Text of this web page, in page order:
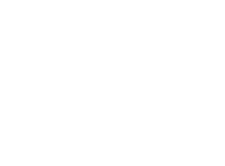
Tiga Dekade
DESERVE
Bunuhdiri
Sindikat Sisa